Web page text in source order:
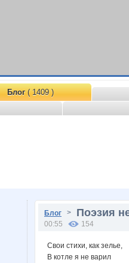
Блог( 1409 )
Блог > Поэзия
00:55 154
Свои стихи, как зелье,
В котле я не варил